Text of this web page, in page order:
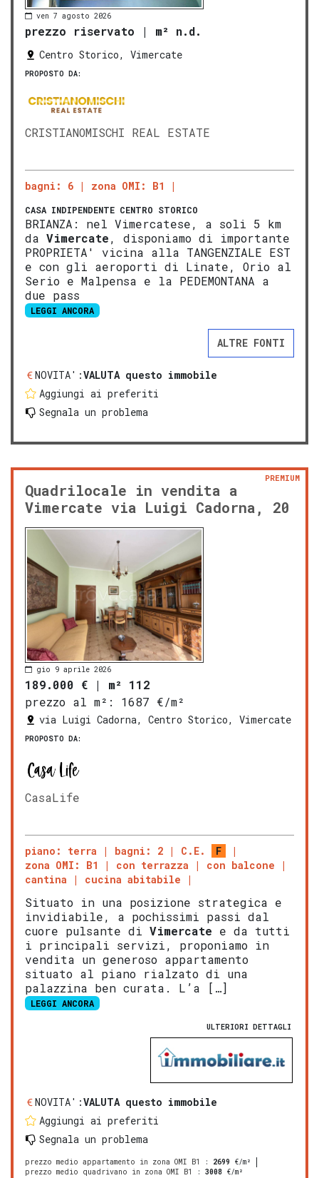
ven 7 agosto 2026
prezzo riservato | m² n.d.
Centro Storico, Vimercate
PROPOSTO DA:
CRISTIANOMISCHI REAL ESTATE
bagni: 6 zona OMI: B1
CASA INDIPENDENTE CENTRO STORICO
BRIANZA: nel Vimercatese, a soli 5 km
da Vimercate, disponiamo di importante
PROPRIETA' vicina alla TANGENZIALE EST
e con gli aeroporti di Linate, Orio al
Serio e Malpensa e la PEDEMONTANA a
due pass
LEGGI ANCORA
ALTRE FONTI
NOVITA':VALUTA questo immobile
Aggiungi ai preferiti
Segnala un problema
Quadrilocale in vendita a
Vimercate via Luigi Cadorna, 20
PREMIUM
gio 9 aprile 2026
189.000 € | m² 112
prezzo al m²:
1687 €/m²
via Luigi Cadorna, Centro Storico, Vimercate
PROPOSTO DA:
CasaLife
piano: terra bagni: 2 C.E.
F
zona OMI: B1
con terrazza
con balcone
cantina
cucina abitabile
Situato in una posizione strategica e
invidiabile, a pochissimi passi dal
cuore pulsante di Vimercate e da tutti
i principali servizi, proponiamo in
vendita un generoso appartamento
situato al piano rialzato di una
palazzina ben curata. L’a […]
LEGGI ANCORA
ULTERIORI DETTAGLI
NOVITA':VALUTA questo immobile
Aggiungi ai preferiti
Segnala un problema
prezzo medio appartamento in zona OMI B1 : 2699 €/m²
prezzo medio quadrivano in zona OMI B1
: 3008 €/m²